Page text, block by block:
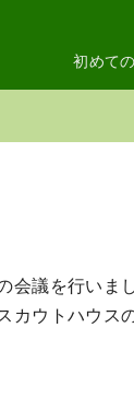
初めて
会議を行いま
カウトハウス